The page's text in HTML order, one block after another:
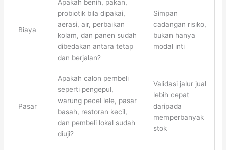
Biaya
Apakah benih, pakan,
probiotik bila dipakai,
aerasi, air, perbaikan
kolam, dan panen sudah
dibedakan antara tetap
dan berjalan?
Simpan
cadangan risiko,
bukan hanya
modal inti
Pasar
Apakah calon pembeli
seperti pengepul,
warung pecel lele, pasar
basah, restoran kecil,
dan pembeli lokal sudah
diuji?
Validasi jalur jual
lebih cepat
daripada
memperbanyak
stok